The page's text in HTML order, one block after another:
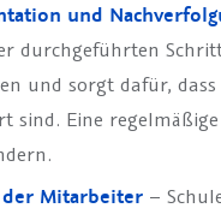
und
durchgeführten
und sorgt dafür,
sind. Eine
der Mitarbeiter –